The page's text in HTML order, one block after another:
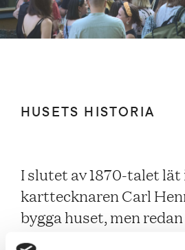
HUSETS HISTORIA
I slutet av 1870-talet
karttecknaren Carl
bygga huset, men redan
förstördes byggnaden